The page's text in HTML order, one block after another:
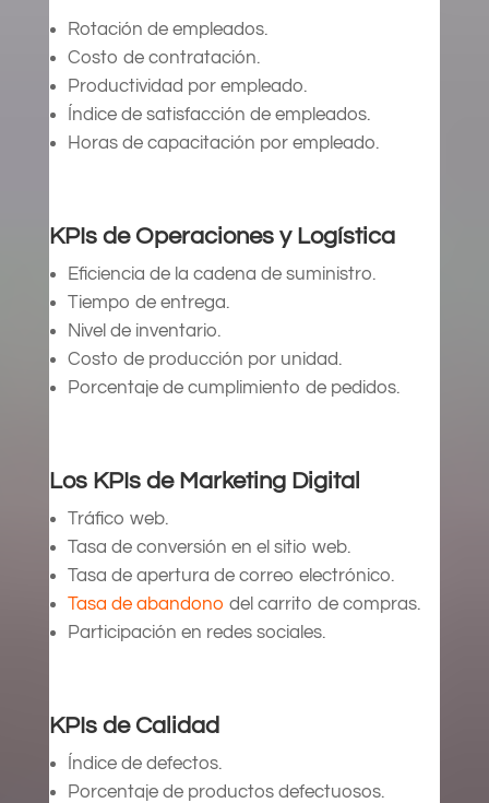
Rotación de empleados.
Costo de contratación.
Productividad por empleado.
Índice de satisfacción de empleados.
Horas de capacitación por empleado.
KPIs de Operaciones y Logística
Eficiencia de la cadena de suministro.
Tiempo de entrega.
Nivel de inventario.
Costo de producción por unidad.
Porcentaje de cumplimiento de pedidos.
Los KPIs de Marketing Digital
Tráfico web.
Tasa de conversión en el sitio web.
Tasa de apertura de correo electrónico.
Tasa de abandono del carrito de compras.
Participación en redes sociales.
KPIs de Calidad
Índice de defectos.
Porcentaje de productos defectuosos.